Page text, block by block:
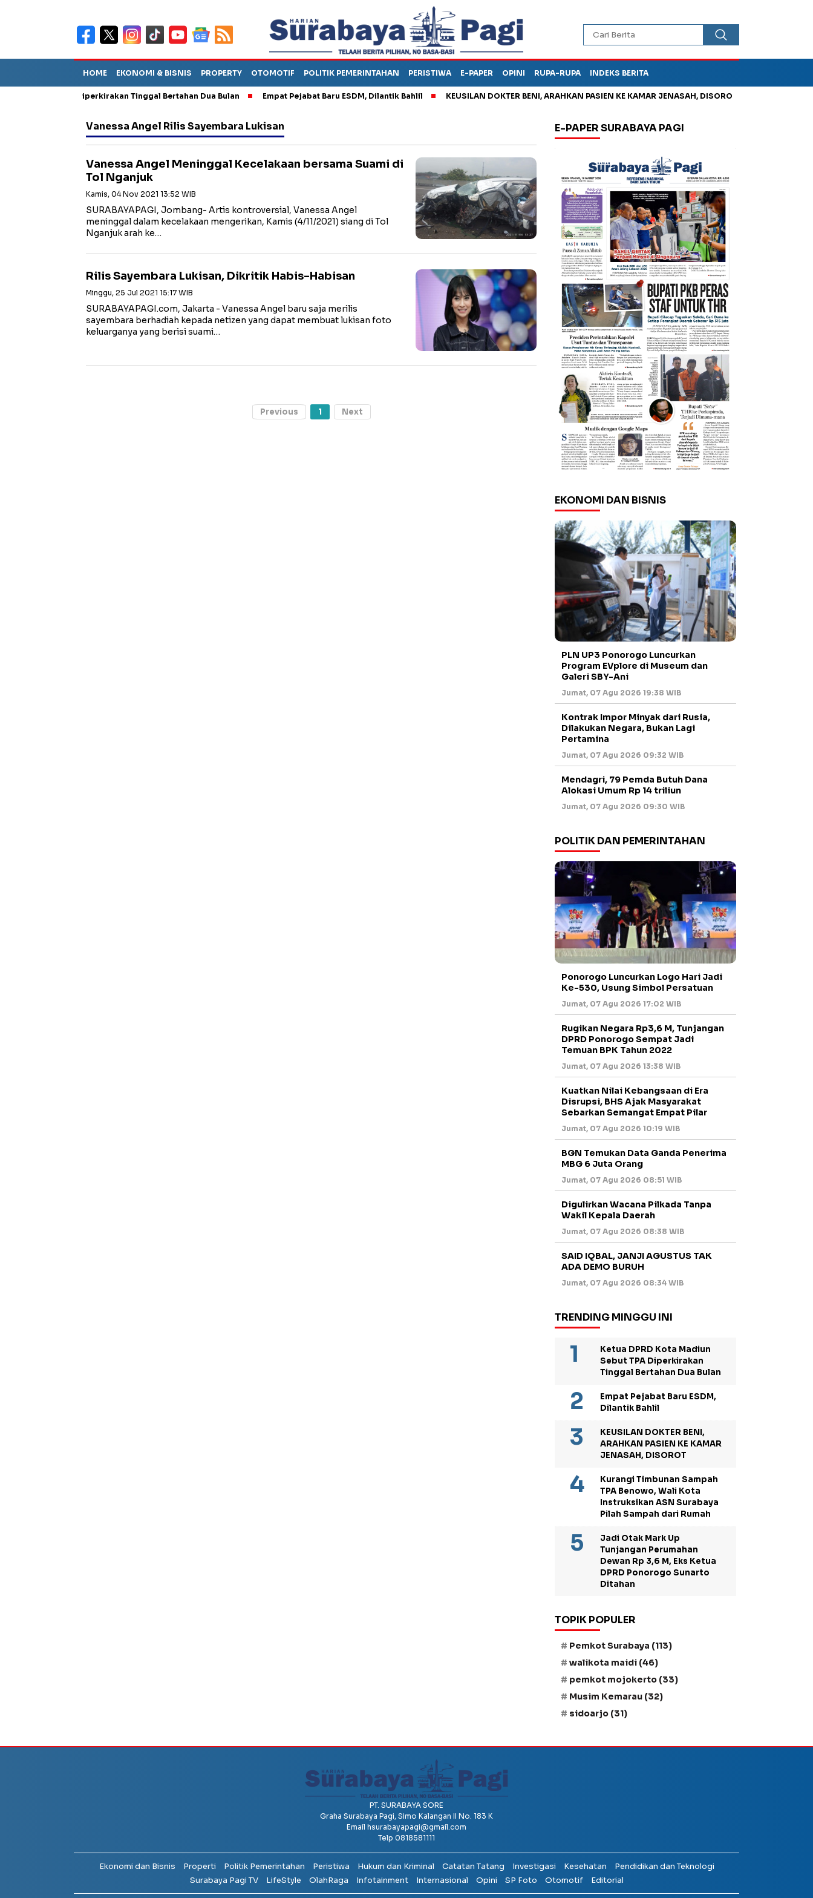
HOME EKONOMI & BISNIS PROPERTY OTOMOTIF POLITIK PEMERINTAHAN PERISTIWA E-PAPER OPINI RUPA-RUPA INDEKS BERITA
Sebut TPA Diperkirakan Tinggal Bertahan Dua Bulan Empat Pejabat Baru ESDM, Dilantik Bahlil KEUSILAN DOKTER BENI, ARAHKAN PASIEN KE KAMAR JENASAH, DISOROT
Vanessa Angel Rilis Sayembara Lukisan
Vanessa Angel Meninggal Kecelakaan bersama Suami di
Tol Nganjuk
Kamis, 04 Nov 2021 13:52 WIB
SURABAYAPAGI, Jombang- Artis kontroversial, Vanessa Angel
meninggal dalam kecelakaan mengerikan, Kamis (4/11/2021) siang di Tol
Nganjuk arah ke…
Rilis Sayembara Lukisan, Dikritik Habis-Habisan
Minggu, 25 Jul 2021 15:17 WIB
SURABAYAPAGI.com, Jakarta - Vanessa Angel baru saja merilis
sayembara berhadiah kepada netizen yang dapat membuat lukisan foto
keluarganya yang berisi suami…
Previous 1 Next
E-PAPER SURABAYA PAGI
EKONOMI DAN BISNIS
PLN UP3 Ponorogo Luncurkan
Program EVplore di Museum dan
Galeri SBY-Ani
Jumat, 07 Agu 2026 19:38 WIB
Kontrak Impor Minyak dari Rusia,
Dilakukan Negara, Bukan Lagi
Pertamina
Jumat, 07 Agu 2026 09:32 WIB
Mendagri, 79 Pemda Butuh Dana
Alokasi Umum Rp 14 triliun
Jumat, 07 Agu 2026 09:30 WIB
POLITIK DAN PEMERINTAHAN
Ponorogo Luncurkan Logo Hari Jadi
Ke-530, Usung Simbol Persatuan
Jumat, 07 Agu 2026 17:02 WIB
Rugikan Negara Rp3,6 M, Tunjangan
DPRD Ponorogo Sempat Jadi
Temuan BPK Tahun 2022
Jumat, 07 Agu 2026 13:38 WIB
Kuatkan Nilai Kebangsaan di Era
Disrupsi, BHS Ajak Masyarakat
Sebarkan Semangat Empat Pilar
Jumat, 07 Agu 2026 10:19 WIB
BGN Temukan Data Ganda Penerima
MBG 6 Juta Orang
Jumat, 07 Agu 2026 08:51 WIB
Digulirkan Wacana Pilkada Tanpa
Wakil Kepala Daerah
Jumat, 07 Agu 2026 08:38 WIB
SAID IQBAL, JANJI AGUSTUS TAK
ADA DEMO BURUH
Jumat, 07 Agu 2026 08:34 WIB
TRENDING MINGGU INI
Ketua DPRD Kota Madiun
Sebut TPA Diperkirakan
Tinggal Bertahan Dua Bulan
Empat Pejabat Baru ESDM,
Dilantik Bahlil
KEUSILAN DOKTER BENI,
ARAHKAN PASIEN KE KAMAR
JENASAH, DISOROT
Kurangi Timbunan Sampah
TPA Benowo, Wali Kota
Instruksikan ASN Surabaya
Pilah Sampah dari Rumah
Jadi Otak Mark Up
Tunjangan Perumahan
Dewan Rp 3,6 M, Eks Ketua
DPRD Ponorogo Sunarto
Ditahan
TOPIK POPULER
Pemkot Surabaya (113)
walikota maidi (46)
pemkot mojokerto (33)
Musim Kemarau (32)
sidoarjo (31)
PT. SURABAYA SORE
Graha Surabaya Pagi, Simo Kalangan II No. 183 K
Email hsurabayapagi@gmail.com
Telp 0818581111
Ekonomi dan Bisnis Properti Politik Pemerintahan Peristiwa Hukum dan Kriminal Catatan Tatang Investigasi Kesehatan
Pendidikan dan Teknologi
Surabaya Pagi TV
LifeStyle OlahRaga Infotainment Internasional Opini SP Foto Otomotif Editorial